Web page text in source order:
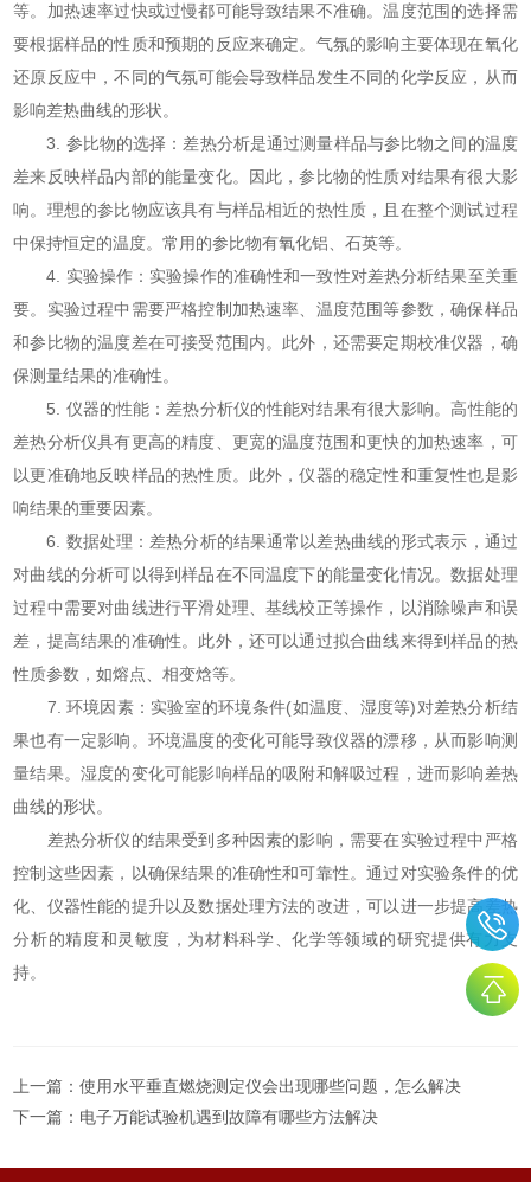
等。加热速率过快或过慢都可能导致结果不准确。温度范围的选择需
要根据样品的性质和预期的反应来确定。气氛的影响主要体现在氧化
还原反应中，不同的气氛可能会导致样品发生不同的化学反应，从而
影响差热曲线的形状。
3. 参比物的选择：差热分析是通过测量样品与参比物之间的温度
差来反映样品内部的能量变化。因此，参比物的性质对结果有很大影
响。理想的参比物应该具有与样品相近的热性质，且在整个测试过程
中保持恒定的温度。常用的参比物有氧化铝、石英等。
4. 实验操作：实验操作的准确性和一致性对差热分析结果至关重
要。实验过程中需要严格控制加热速率、温度范围等参数，确保样品
和参比物的温度差在可接受范围内。此外，还需要定期校准仪器，确
保测量结果的准确性。
5. 仪器的性能：差热分析仪的性能对结果有很大影响。高性能的
差热分析仪具有更高的精度、更宽的温度范围和更快的加热速率，可
以更准确地反映样品的热性质。此外，仪器的稳定性和重复性也是影
响结果的重要因素。
6. 数据处理：差热分析的结果通常以差热曲线的形式表示，通过
对曲线的分析可以得到样品在不同温度下的能量变化情况。数据处理
过程中需要对曲线进行平滑处理、基线校正等操作，以消除噪声和误
差，提高结果的准确性。此外，还可以通过拟合曲线来得到样品的热
性质参数，如熔点、相变焓等。
7. 环境因素：实验室的环境条件(如温度、湿度等)对差热分析结
果也有一定影响。环境温度的变化可能导致仪器的漂移，从而影响测
量结果。湿度的变化可能影响样品的吸附和解吸过程，进而影响差热
曲线的形状。
差热分析仪的结果受到多种因素的影响，需要在实验过程中严格
控制这些因素，以确保结果的准确性和可靠性。通过对实验条件的优
化、仪器性能的提升以及数据处理方法的改进，可以进一步提高差热
分析的精度和灵敏度，为材料科学、化学等领域的研究提供有力支
持。
上一篇：使用水平垂直燃烧测定仪会出现哪些问题，怎么解决
下一篇： 电子万能试验机遇到故障有哪些方法解决